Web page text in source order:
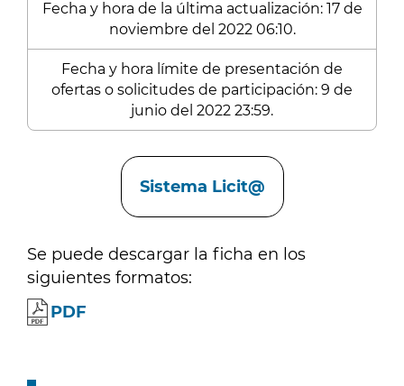
Fecha y hora de la última actualización: 17 de
noviembre del 2022 06:10.
Fecha y hora límite de presentación de
ofertas o solicitudes de participación: 9 de
junio del 2022 23:59.
Sistema Licit@
Se puede descargar la ficha en los
siguientes formatos:
PDF